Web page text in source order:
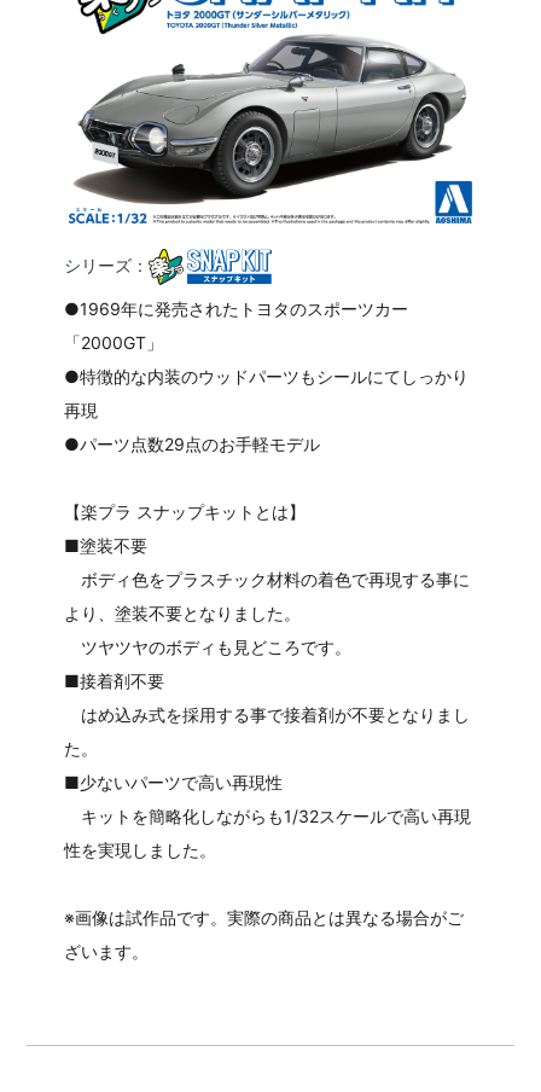
シリーズ：
●1969年に発売されたトヨタのスポーツカー
「2000GT」
●特徴的な内装のウッドパーツもシールにてしっかり
再現
●パーツ点数29点のお手軽モデル
【楽プラ スナップキットとは】
■塗装不要
ボディ色をプラスチック材料の着色で再現する事に
より、塗装不要となりました。
ツヤツヤのボディも見どころです。
■接着剤不要
はめ込み式を採用する事で接着剤が不要となりまし
た。
■少ないパーツで高い再現性
キットを簡略化しながらも1/32スケールで高い再現
性を実現しました。
※画像は試作品です。実際の商品とは異なる場合がご
ざいます。